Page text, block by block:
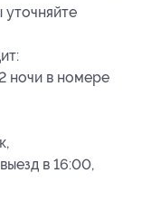
уточняйте
ночи в номере
в 16:00,